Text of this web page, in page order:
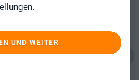
.
UND WEITER